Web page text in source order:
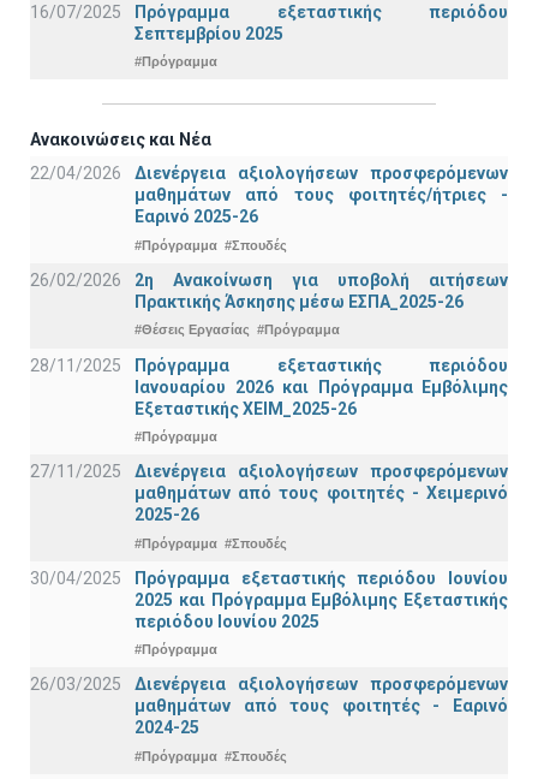
16/07/2025
Πρόγραμμα εξεταστικής περιόδου
Σεπτεμβρίου 2025
#Πρόγραμμα
Ανακοινώσεις και Νέα
22/04/2026
Διενέργεια αξιολογήσεων προσφερόμενων
μαθημάτων από τους φοιτητές/ήτριες -
Εαρινό 2025-26
#Πρόγραμμα #Σπουδές
26/02/2026
2η Ανακοίνωση για υποβολή αιτήσεων
Πρακτικής Άσκησης μέσω ΕΣΠΑ_2025-26
#Θέσεις Εργασίας #Πρόγραμμα
28/11/2025
Πρόγραμμα εξεταστικής περιόδου
Ιανουαρίου 2026 και Πρόγραμμα Εμβόλιμης
Εξεταστικής ΧΕΙΜ_2025-26
#Πρόγραμμα
27/11/2025
Διενέργεια αξιολογήσεων προσφερόμενων
μαθημάτων από τους φοιτητές - Χειμερινό
2025-26
#Πρόγραμμα #Σπουδές
30/04/2025
Πρόγραμμα εξεταστικής περιόδου Ιουνίου
2025 και Πρόγραμμα Εμβόλιμης Εξεταστικής
περιόδου Ιουνίου 2025
#Πρόγραμμα
26/03/2025
Διενέργεια αξιολογήσεων προσφερόμενων
μαθημάτων από τους φοιτητές - Εαρινό
2024-25
#Πρόγραμμα #Σπουδές